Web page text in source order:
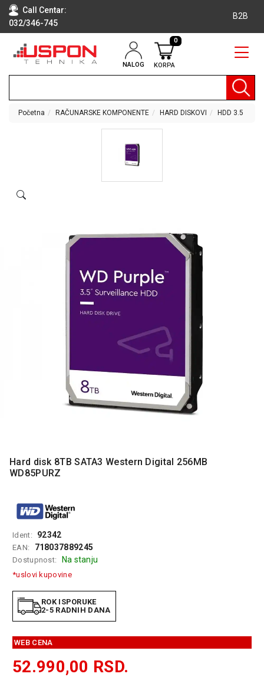
Call Centar:
032/346-745
B2B
NALOG KORPA
0
RAČUNARI
TEHNIKA
VIDEO
RAČUNARSKE
KOMPONENTE
RAČUNARSKE
PERIFERIJE
GAMING
EELEKTRO
ZAŠTITA
SOLARNI
SISTEMI
OPREMA
ŠTAMPAČI,
Početna RAČUNARSKE KOMPONENTE HARD DISKOVI HDD 3.5
Hard disk 8TB SATA3 Western Digital 256MB
WD85PURZ
Ident: 92342
EAN: 718037889245
Dostupnost: Na stanju
*uslovi kupovine
ROK ISPORUKE
2-5 RADNIH DANA
WEB CENA
52.990,00 RSD.